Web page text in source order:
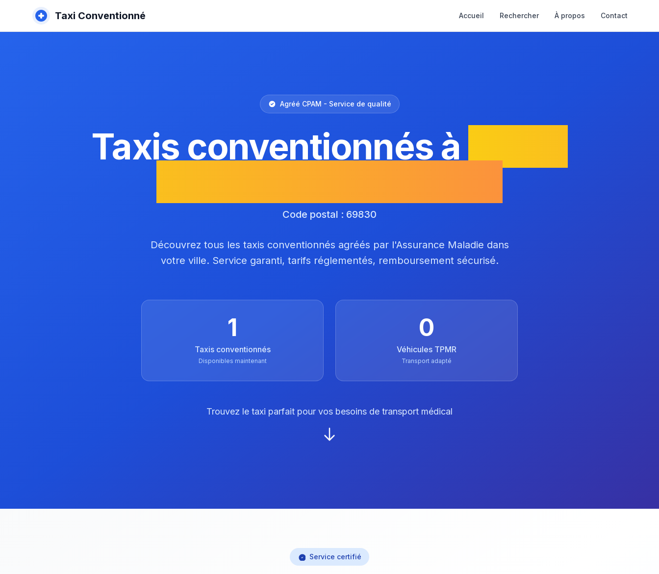
Taxi Conventionné Accueil Rechercher À propos Contact
Agréé CPAM - Service de qualité
Taxis conventionnés à
Georges-de-Reneins
Code postal : 69830
Découvrez tous les taxis conventionnés agréés par l'Assurance Maladie dans
votre ville. Service garanti, tarifs réglementés, remboursement sécurisé.
1
Taxis conventionnés
Disponibles maintenant
0
Véhicules TPMR
Transport adapté
Trouvez le taxi parfait pour vos besoins de transport médical
Service certifié